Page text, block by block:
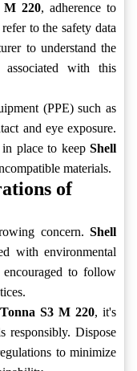
M 220, adherence to
to the safety data
to understand the
associated with this
(PPE) such as
and eye exposure.
place to keep Shell
materials.
of
concern. Shell
with environmental
to follow
S3 M 220, it's
responsibly. Dispose
to minimize